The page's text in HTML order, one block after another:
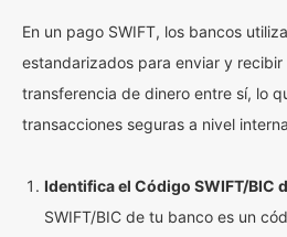
En un pago SWIFT, los bancos
estandarizados para enviar y
transferencia de dinero entre sí, lo
transacciones seguras a nivel
Identifica el Código SWIFT/BIC
SWIFT/BIC de tu banco es un